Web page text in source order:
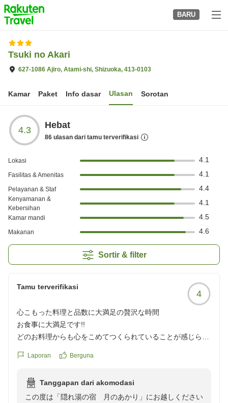
to
top
page
BARU
Tsuki no Akari
627-1086 Ajiro, Atami-shi, Shizuoka, 413-0103
Kamar Paket Info dasar Ulasan Sorotan
4.3 Hebat
86 ulasan dari tamu terverifikasi
Lokasi 4.1
Fasilitas & Amenitas 4.1
Pelayanan & Staf 4.4
Kenyamanan &
Kebersihan
4.1
Kamar mandi 4.5
Makanan 4.6
Sortir & filter
Tamu terverifikasi
4
心こもった料理と品数に大満足の贅沢な時間
お食事に大満足です!!
どのお料理からも心をこめてつくられていることが感じら
食、朝食の品数にも大満足。地元の魚を様々なお料理でいた
くるのが楽しみに感じました。贅沢な時間を過ごすことがで
きました。
Laporan Berguna
Tanggapan dari akomodasi
この度は「隠れ湯の宿 月のあかり」にお越しください